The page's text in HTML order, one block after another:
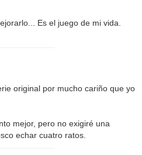
Es el juego de mi vida.
original por mucho cariño que yo
mejor, pero no exigiré una
echar cuatro ratos.